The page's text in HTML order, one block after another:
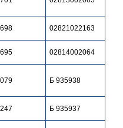
02821022163
02814002064
Б 935938
Б 935937